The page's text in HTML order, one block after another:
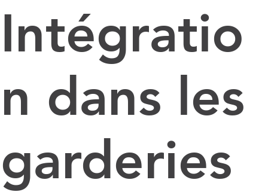
Intégratio
n dans les
garderies